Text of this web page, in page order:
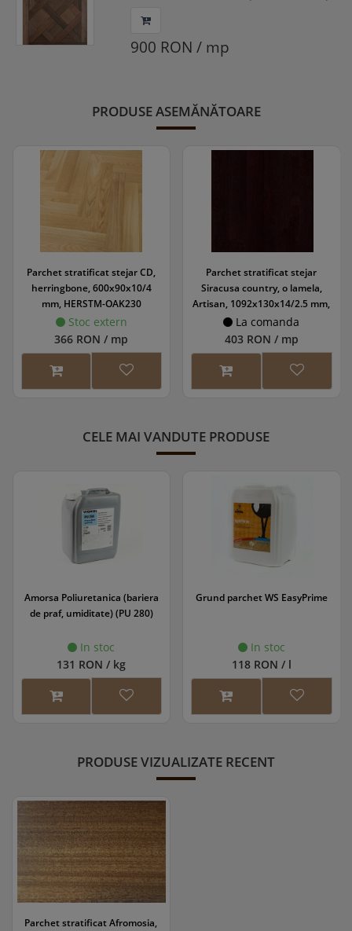
HERPAL-WAL030
900 RON / mp
PRODUSE ASEMĂNĂTOARE
Parchet stratificat stejar CD,
herringbone, 600x90x10/4
mm, HERSTM-OAK230
Stoc extern
366 RON / mp
Parchet stratificat stejar
Siracusa country, o lamela,
Artisan, 1092x130x14/2.5 mm,
ARTCOT-SIR100
La comanda
403 RON / mp
CELE MAI VANDUTE PRODUSE
Amorsa Poliuretanica (bariera
de praf, umiditate) (PU 280)
In stoc
131 RON / kg
Grund parchet WS EasyPrime
In stoc
118 RON / l
PRODUSE VIZUALIZATE RECENT
Parchet stratificat Afromosia,